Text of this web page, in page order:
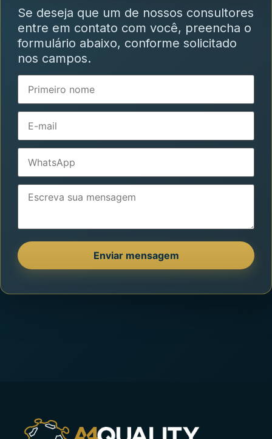
Se deseja que um de nossos consultores
entre em contato com você, preencha o
formulário abaixo, conforme solicitado
nos campos.